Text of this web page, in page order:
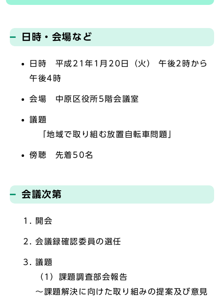
日時・会場など
日時 平成21年1月20日（火） 午後2時から
午後4時
会場 中原区役所5階会議室
議題
「地域で取り組む放置自転車問題」
傍聴 先着50名
会議次第
開会
会議録確認委員の選任
議題
（1）課題調査部会報告
～課題解決に向けた取り組みの提案及び意見